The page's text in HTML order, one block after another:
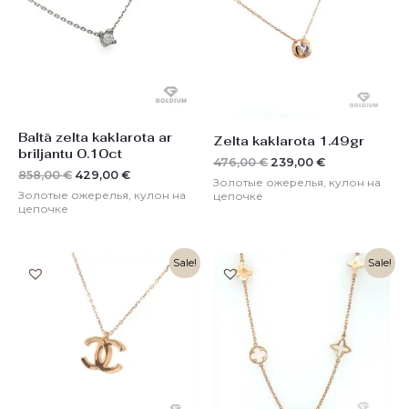
Baltā zelta kaklarota ar
briljantu 0.10ct
858,00€ 429,00 €
Золотые ожерелья, кулон на
цепочке
Zelta kaklarota 1.49gr
476,00€ 239,00 €
Золотые ожерелья, кулон на
цепочке
Sale!
Первоначальная
цена
составляла
532,00 €.
Текущая
цена:
266,00 €.
Sale!
Первоначальная
Текущая
цена:
705,00 €.